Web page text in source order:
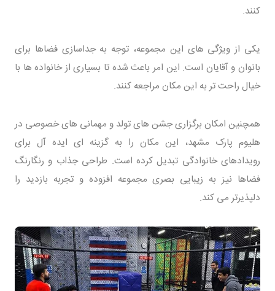
کنند.
یکی از ویژگی های این مجموعه، توجه به جداسازی فضاها برای
بانوان و آقایان است. این امر باعث شده تا بسیاری از خانواده ها با
خیال راحت تر به این مکان مراجعه کنند.
همچنین امکان برگزاری جشن های تولد و مهمانی های خصوصی در
هلیوم پارک مشهد، این مکان را به گزینه ای ایده آل برای
رویدادهای خانوادگی تبدیل کرده است. طراحی جذاب و رنگارنگ
فضاها نیز به زیبایی بصری مجموعه افزوده و تجربه بازدید را
دلپذیرتر می کند.